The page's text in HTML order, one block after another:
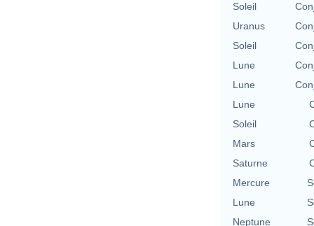
Soleil
Uranus
Soleil
Lune
Lune
Lune
Soleil
Mars
Saturne
Mercure
Lune
Neptune